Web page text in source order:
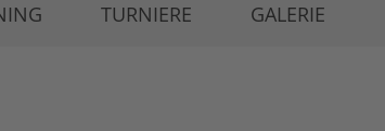
TURNIERE GALERIE